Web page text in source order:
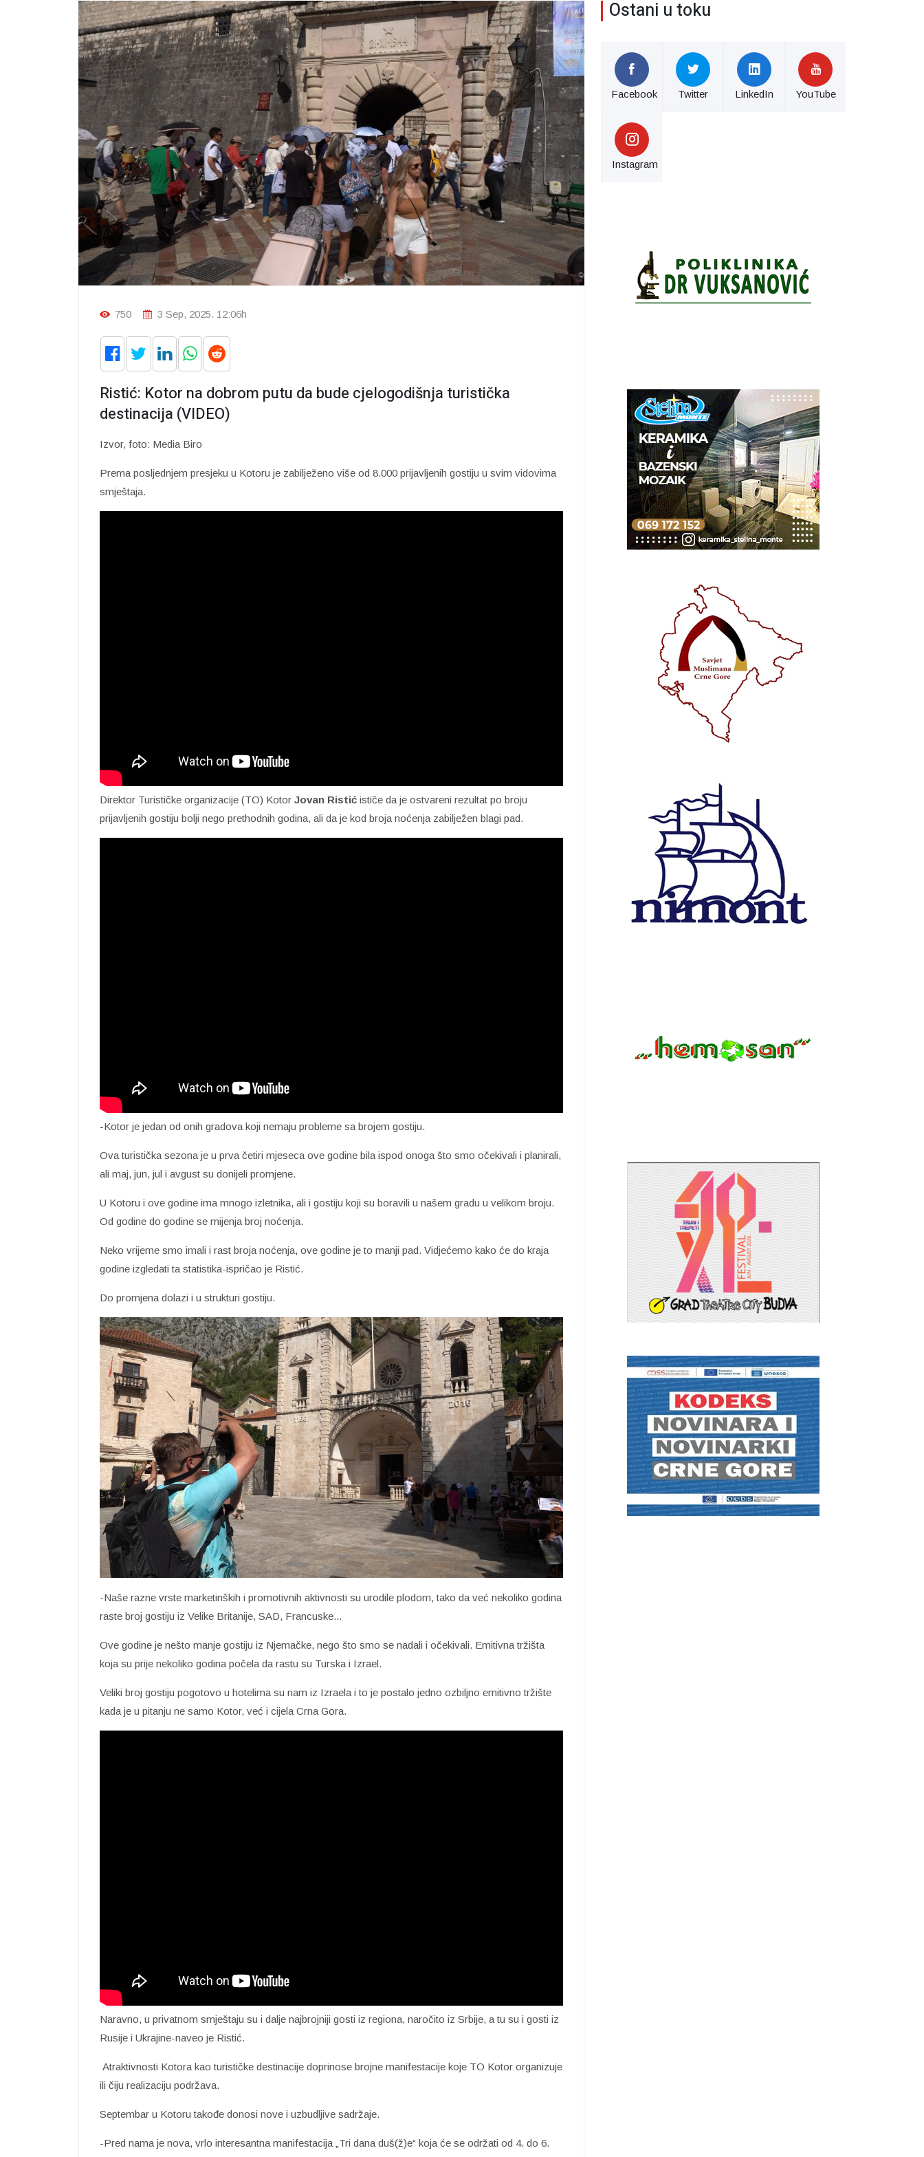
750 3 Sep, 2025. 12:06h
Ristić: Kotor na dobrom putu da bude cjelogodišnja turistička
destinacija (VIDEO)
Izvor, foto: Media Biro
Prema posljednjem presjeku u Kotoru je zabilježeno više od 8.000 prijavljenih gostiju u svim vidovima
smještaja.
Direktor Turističke organizacije (TO) Kotor Jovan Ristić ističe da je ostvareni rezultat po broju
prijavljenih gostiju bolji nego prethodnih godina, ali da je kod broja noćenja zabilježen blagi pad.
-Kotor je jedan od onih gradova koji nemaju probleme sa brojem gostiju.
Ova turistička sezona je u prva četiri mjeseca ove godine bila ispod onoga što smo očekivali i planirali,
ali maj, jun, jul i avgust su donijeli promjene.
U Kotoru i ove godine ima mnogo izletnika, ali i gostiju koji su boravili u našem gradu u velikom broju.
Od godine do godine se mijenja broj noćenja.
Neko vrijeme smo imali i rast broja noćenja, ove godine je to manji pad. Vidjećemo kako će do kraja
godine izgledati ta statistika-ispričao je Ristić.
Do promjena dolazi i u strukturi gostiju.
-Naše razne vrste marketinških i promotivnih aktivnosti su urodile plodom, tako da već nekoliko godina
raste broj gostiju iz Velike Britanije, SAD, Francuske...
Ove godine je nešto manje gostiju iz Njemačke, nego što smo se nadali i očekivali. Emitivna tržišta
koja su prije nekoliko godina počela da rastu su Turska i Izrael.
Veliki broj gostiju pogotovo u hotelima su nam iz Izraela i to je postalo jedno ozbiljno emitivno tržište
kada je u pitanju ne samo Kotor, već i cijela Crna Gora.
Naravno, u privatnom smještaju su i dalje najbrojniji gosti iz regiona, naročito iz Srbije, a tu su i gosti iz
Rusije i Ukrajine-naveo je Ristić.
Atraktivnosti Kotora kao turističke destinacije doprinose brojne manifestacije koje TO Kotor organizuje
ili čiju realizaciju podržava.
Septembar u Kotoru takođe donosi nove i uzbudljive sadržaje.
-Pred nama je nova, vrlo interesantna manifestacija „Tri dana duš(ž)e“ koja će se održati od 4. do 6.
Ostani u toku
Facebook Twitter LinkedIn YouTube
Instagram